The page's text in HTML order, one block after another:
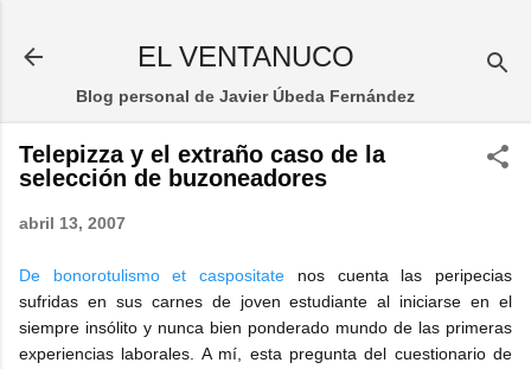
EL VENTANUCO
Blog personal de Javier Úbeda Fernández
Telepizza y el extraño caso de la
selección de buzoneadores
abril 13, 2007
De bonorotulismo et caspositate nos cuenta las peripecias
sufridas en sus carnes de joven estudiante al iniciarse en el
siempre insólito y nunca bien ponderado mundo de las primeras
experiencias laborales. A mí, esta pregunta del cuestionario de